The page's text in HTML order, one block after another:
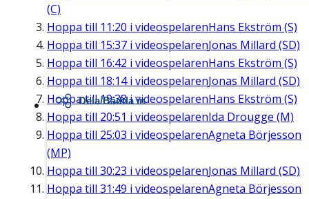
(C)
Hoppa till 11:20 i videospelarenHans Ekström (S)
Hoppa till 15:37 i videospelarenJonas Millard (SD)
Hoppa till 16:42 i videospelarenHans Ekström (S)
Hoppa till 18:14i videospelarenJonas Millard (SD)
Hoppa till19:38i videospelarenHans Ekström (S)
Hoppa till 20:51 i videospelarenIda Drougge (M)
Hoppa till 25:03 i videospelarenAgneta Börjesson
(MP)
Hoppa till 30:23 i videospelarenJonas Millard (SD)
Hoppa till 31:49 i videospelarenAgneta Börjesson
Dela/Bädda in